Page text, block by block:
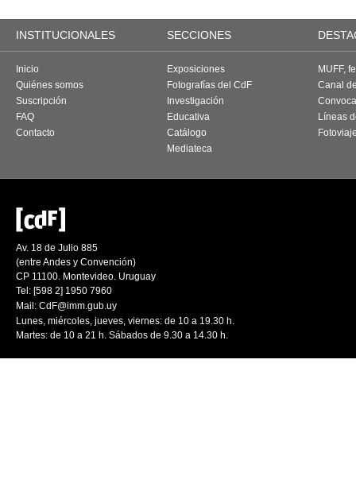
INSTITUCIONALES SECCIONES
Inicio
Quiénes somos
Suscripción
FAQ
Contacto
Exposiciones
Fotografías del CdF
Investigación
Educativa
Catálogo
Mediateca
MUFF,
Canal
Líneas
Av. 18 de Julio 885
(entre Andes y Convención)
CP 11100. Montevideo. Uruguay
Tel: [598 2] 1950 7960
Mail: CdF@imm.gub.uy
Lunes, miércoles, jueves, viernes: de 10 a 19.30 h.
Martes: de 10 a 21 h. Sábados de 9.30 a 14.30 h.